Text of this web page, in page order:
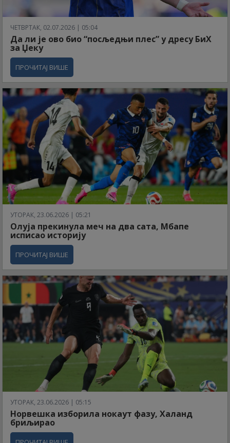
ЧЕТВРТАК, 02.07.2026 | 05:04
Да ли је ово био “посљедњи плес” у дресу БиХ
за Џеку
ПРОЧИТАЈ ВИШЕ
УТОРАК, 23.06.2026 | 05:21
Олуја прекинула меч на два сата, Мбапе
исписао историју
ПРОЧИТАЈ ВИШЕ
УТОРАК, 23.06.2026 | 05:15
Норвешка изборила нокаут фазу, Халанд
бриљирао